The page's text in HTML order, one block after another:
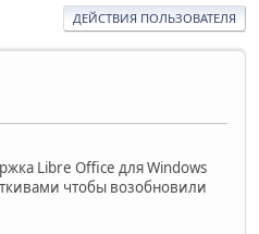
ДЕЙСТВИЯ ПОЛЬЗОВАТЕЛЯ
Libre Office для Windows
чтобы возобновили